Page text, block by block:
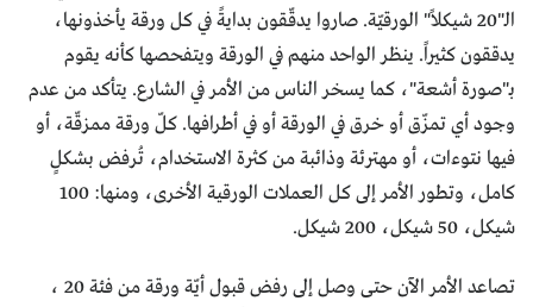
الـ"20 شيكلاً" الورقيّة. صاروا يدقّقون بدايةً في كل ورقة يأخذونها،
يدققون كثيراً. ينظر الواحد منهم في الورقة ويتفحصها كأنه يقوم
بـ"صورة أشعة"، كما يسخر الناس من الأمر في الشارع. يتأكد من عدم
وجود أي تمزّق أو خرق في الورقة أو في أطرافها. كلّ ورقة ممزقّة، أو
فيها نتوءات، أو مهترئة وذائبة من كثرة الاستخدام، تُرفض بشكلٍ
كامل، وتطور الأمر إلى كل العملات الورقية الأخرى، ومنها: 100
شيكل، 50 شيكل، 200 شيكل.
تصاعد الأمر الآن حتى وصل إلى رفض قبول أيّة ورقة من فئة 20 ،